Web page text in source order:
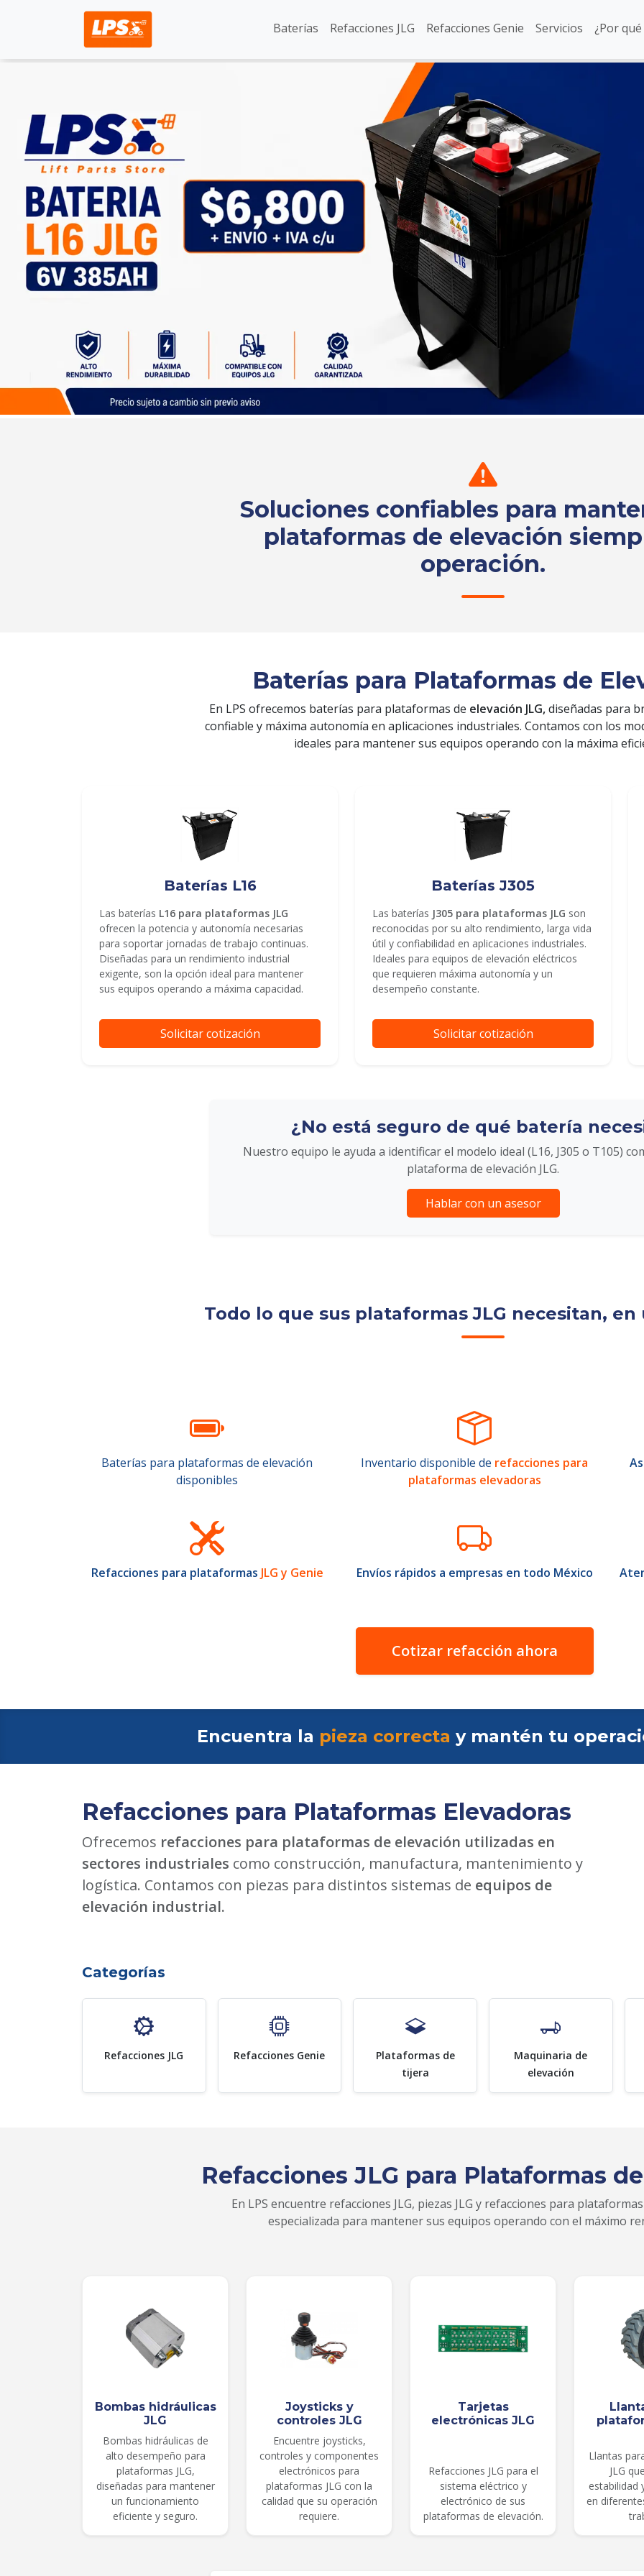
Baterías Refacciones JLG Refacciones Genie Servicios ¿Por
Soluciones confiables para
plataformas de elevación
operación.
Baterías para Plataformas de
En LPS ofrecemos baterías para plataformas de elevación JLG,diseñadas para
confiable y máxima autonomía en aplicaciones industriales. Contamos con los
ideales para mantener sus equipos operando con la máxima
Baterías L16
Las baterías L16 para plataformas JLG
ofrecen la potencia y autonomía necesarias
para soportar jornadas de trabajo continuas.
Diseñadas para un rendimiento industrial
exigente, son la opción ideal para mantener
sus equipos operando a máxima capacidad.
Solicitar cotización
Baterías J305
Las baterías J305 para plataformas JLG son
reconocidas por su alto rendimiento, larga vida
útil y confiabilidad en aplicaciones industriales.
Ideales para equipos de elevación eléctricos
que requieren máxima autonomía y un
desempeño constante.
Solicitar cotización
¿No está seguro de qué batería
Nuestro equipo le ayuda a identificar el modelo ideal (L16, J305 o T105)
plataforma de elevación JLG.
Hablar con un asesor
Todo lo que sus plataformas JLG necesitan,
Baterías para plataformas de elevación
disponibles
Inventario disponible de refacciones para
plataformas elevadoras
Refacciones para plataformas JLG y Genie Envíos rápidos a empresas en todo México
Cotizar refacción ahora
Encuentra la pieza correcta y mantén tu
Refacciones para Plataformas Elevadoras
Ofrecemos refacciones para plataformas de elevación utilizadas en
sectores industriales como construcción, manufactura, mantenimiento y
logística. Contamos con piezas para distintos sistemas de equipos de
elevación industrial.
Categorías
Refacciones JLG Refacciones Genie
Plataformas de
tijera
Maquinaria de
elevación
Refacciones JLG para Plataformas
En LPS encuentre refacciones JLG, piezas JLG y refacciones para
especializada para mantener sus equipos operando con el máximo
Bombas hidráulicas
JLG
Bombas hidráulicas de
alto desempeño para
plataformas JLG,
diseñadas para mantener
un funcionamiento
eficiente y seguro.
Joysticks y
controles JLG
Encuentre joysticks,
controles y componentes
electrónicos para
plataformas JLG con la
calidad que su operación
requiere.
Tarjetas
electrónicas JLG
Refacciones JLG para el
sistema eléctrico y
electrónico de sus
plataformas de elevación.
Llantas
JLG
estabilidad
en